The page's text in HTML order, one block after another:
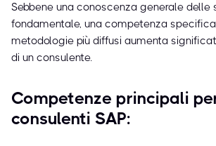
Sebbene una conoscenza generale delle
fondamentale, una competenza
metodologie più diffusi aumenta
di un consulente.
Competenze principali
consulenti SAP: